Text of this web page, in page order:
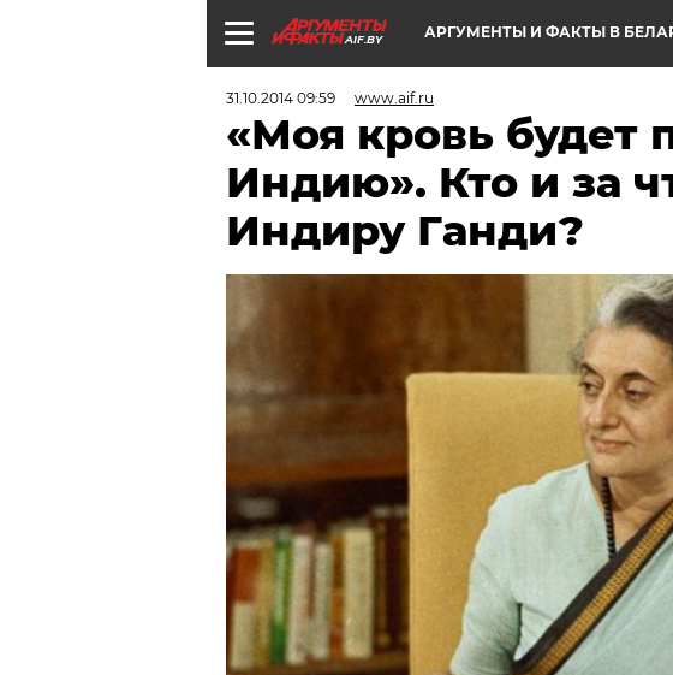
AIF.BY АРГУМЕНТЫ И ФАКТЫ В
31.10.2014 09:59 www.aif.ru
«Моя кровь будет
Индию». Кто и за
Индиру Ганди?